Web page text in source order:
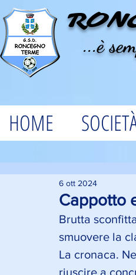
...è
HOME
Cappotto
6 ott 2024
Brutta
smuovere la
La cronaca.
riuscire a